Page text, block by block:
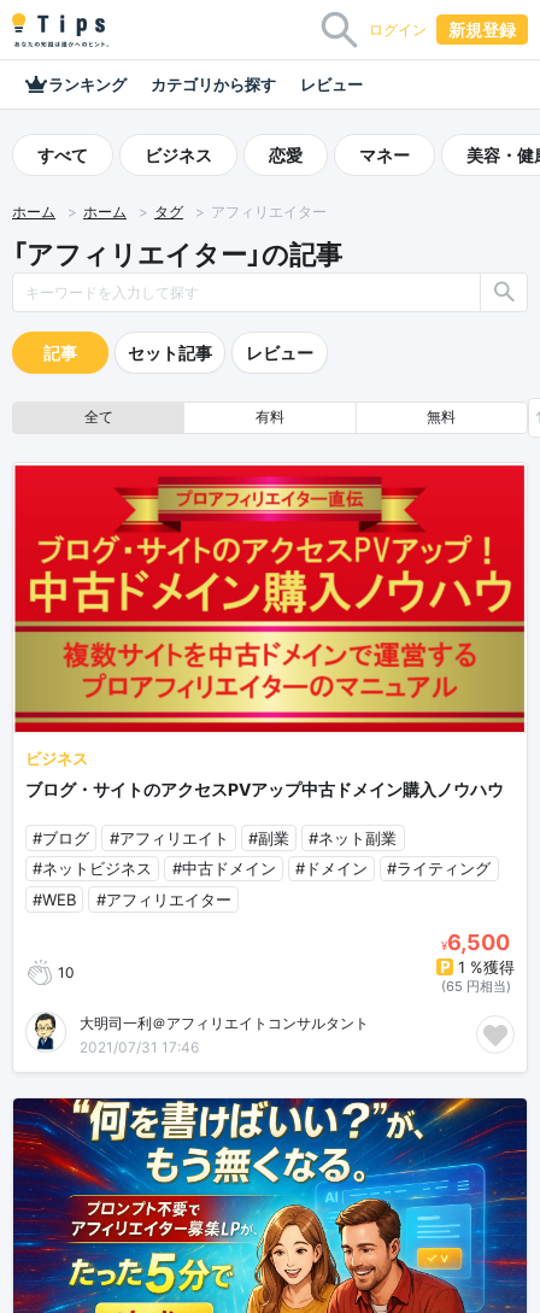
ログイン 新規登録
ランキング カテゴリから探す レビュー
すべて ビジネス 恋愛 マネー 美容・健
ホーム ホーム タグ アフィリエイター
「アフィリエイター」の記事
記事 セット記事 レビュー
全て 有料 無料
ビジネス
ブログ・サイトのアクセスPVアップ中古ドメイン購入ノウハウ
#ブログ #アフィリエイト #副業
#ネット副業
#ネットビジネス
#中古ドメイン #ドメイン
#ライティング
#WEB
#アフィリエイター
10
¥6,500
1 %獲得
(65 円相当)
大明司一利＠アフィリエイトコンサルタント
2021/07/31 17:46